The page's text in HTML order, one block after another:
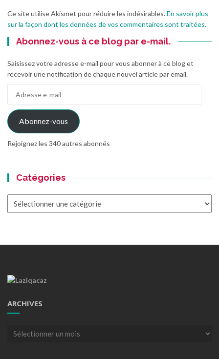
Ce site utilise Akismet pour réduire les indésirables.En savoir plus
sur la façon dont les données de vos commentaires sont traitées.
Abonnez-vous à ce blog par e-mail.
Saisissez votre adresse e-mail pour vous abonner à ce blog et
recevoir une notification de chaque nouvel article par email.
mail
Abonnez-vous
Rejoignez les 340 autres abonnés
Catégories
ARCHIVES
Archives